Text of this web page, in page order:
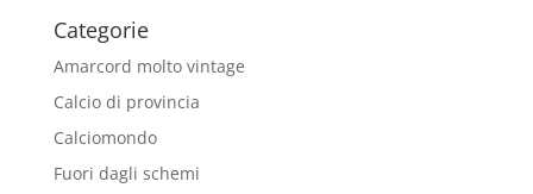
Categorie
Amarcord molto vintage
Calcio di provincia
Calciomondo
Fuori dagli schemi